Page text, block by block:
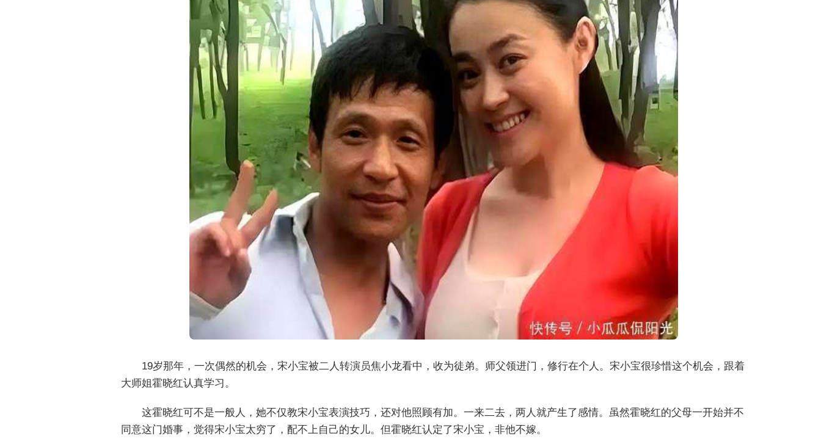
19岁那年，一次偶然的机会，宋小宝被二人转演员焦小龙看中，收为徒弟。师父领进门，修行在个人。宋小宝很珍惜这个机会，跟着
大师姐霍晓红认真学习。
这霍晓红可不是一般人，她不仅教宋小宝表演技巧，还对他照顾有加。一来二去，两人就产生了感情。虽然霍晓红的父母一开始并不
同意这门婚事，觉得宋小宝太穷了，配不上自己的女儿。但霍晓红认定了宋小宝，非他不嫁。